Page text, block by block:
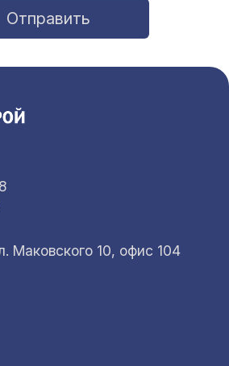
Отправить
Маковского 10, офис 104